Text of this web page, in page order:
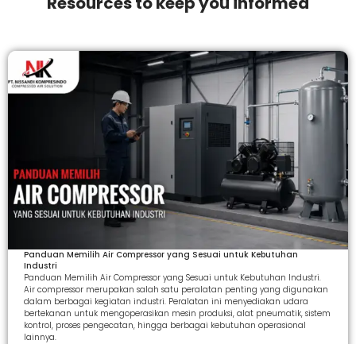
Panduan Memilih Air Compressor yang Sesuai untuk Kebutuhan
Industri
Panduan Memilih Air Compressor yang Sesuai untuk Kebutuhan Industri.
Air compressor merupakan salah satu peralatan penting yang digunakan
dalam berbagai kegiatan industri. Peralatan ini menyediakan udara
bertekanan untuk mengoperasikan mesin produksi, alat pneumatik, sistem
kontrol, proses pengecatan, hingga berbagai kebutuhan operasional
lainnya.